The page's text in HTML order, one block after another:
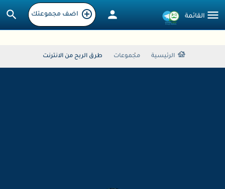
اضف مجموعتك
الرئيسية مجموعات طرق الربح من الانترنت